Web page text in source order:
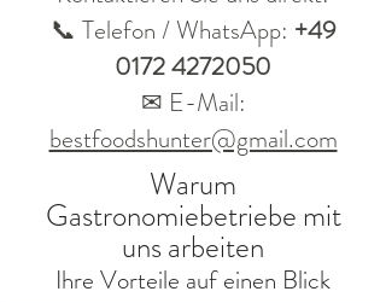
📞 Telefon / WhatsApp: +49
0172 4272050
✉ E-Mail:
bestfoodshunter@gmail.com
Warum
Gastronomiebetriebe mit
uns arbeiten
Ihre Vorteile auf einen Blick